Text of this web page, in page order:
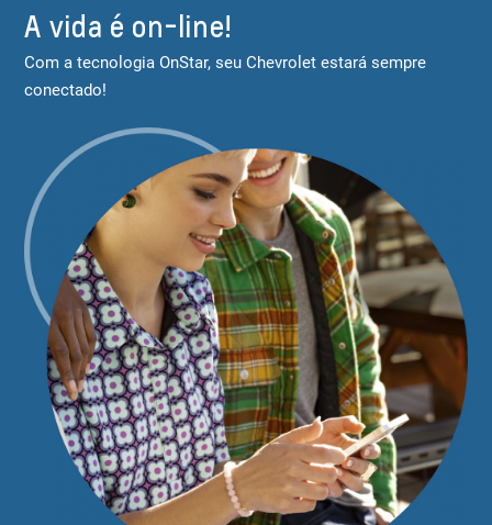
A vida é on-line!
Com a tecnologia OnStar, seu Chevrolet estará sempre
conectado!